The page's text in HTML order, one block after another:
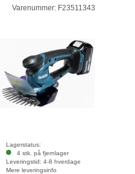
Varenummer: F23511343
Lagerstatus:
4 stk. på fjernlager
Leveringstid: 4-8 hverdage
Mere leveringsinfo